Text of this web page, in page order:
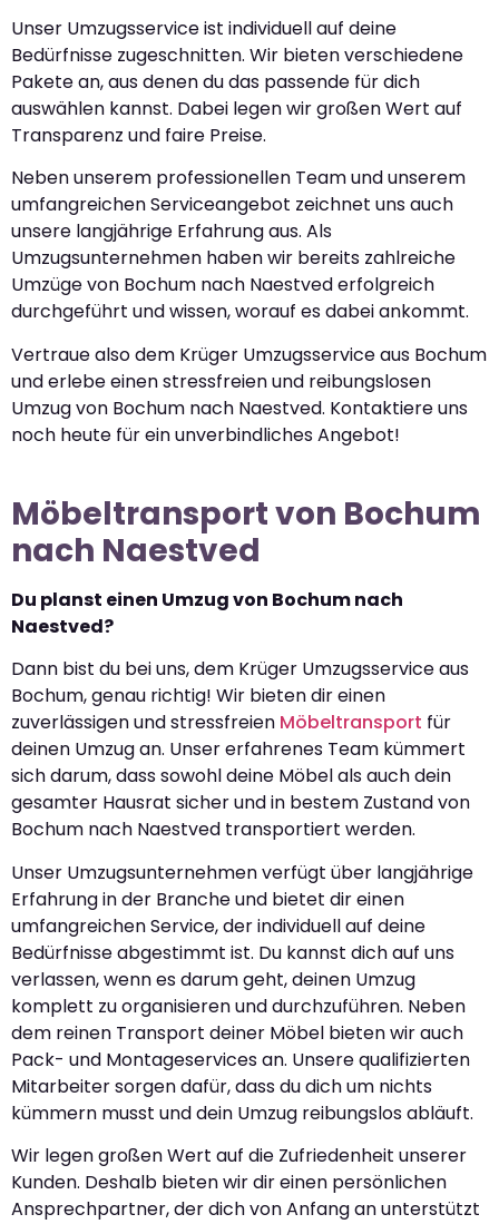
Unser Umzugsservice ist individuell auf deine
Bedürfnisse zugeschnitten. Wir bieten verschiedene
Pakete an, aus denen du das passende für dich
auswählen kannst. Dabei legen wir großen Wert auf
Transparenz und faire Preise.
Neben unserem professionellen Team und unserem
umfangreichen Serviceangebot zeichnet uns auch
unsere langjährige Erfahrung aus. Als
Umzugsunternehmen haben wir bereits zahlreiche
Umzüge von Bochum nach Naestved erfolgreich
durchgeführt und wissen, worauf es dabei ankommt.
Vertraue also dem Krüger Umzugsservice aus Bochum
und erlebe einen stressfreien und reibungslosen
Umzug von Bochum nach Naestved. Kontaktiere uns
noch heute für ein unverbindliches Angebot!
Möbeltransport von Bochum
nach Naestved
Du planst einen Umzug von Bochum nach
Naestved?
Dann bist du bei uns, dem Krüger Umzugsservice aus
Bochum, genau richtig! Wir bieten dir einen
zuverlässigen und stressfreien Möbeltransport für
deinen Umzug an. Unser erfahrenes Team kümmert
sich darum, dass sowohl deine Möbel als auch dein
gesamter Hausrat sicher und in bestem Zustand von
Bochum nach Naestved transportiert werden.
Unser Umzugsunternehmen verfügt über langjährige
Erfahrung in der Branche und bietet dir einen
umfangreichen Service, der individuell auf deine
Bedürfnisse abgestimmt ist. Du kannst dich auf uns
verlassen, wenn es darum geht, deinen Umzug
komplett zu organisieren und durchzuführen. Neben
dem reinen Transport deiner Möbel bieten wir auch
Pack- und Montageservices an. Unsere qualifizierten
Mitarbeiter sorgen dafür, dass du dich um nichts
kümmern musst und dein Umzug reibungslos abläuft.
Wir legen großen Wert auf die Zufriedenheit unserer
Kunden. Deshalb bieten wir dir einen persönlichen
Ansprechpartner, der dich von Anfang an unterstützt